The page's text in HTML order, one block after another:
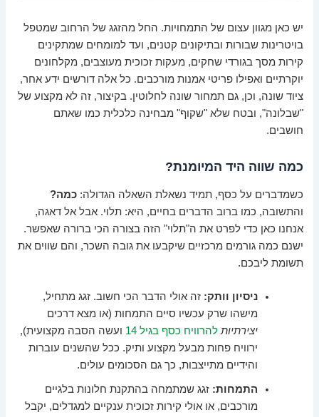
יש כאן מגוון עצום של התמחויות. החל מהזגג של הרחוב שמטפל
בויטרינות שבורות ובתיקונים קטנים, ועד למומחים שמתקינים
קירות מסך בגורדי שחקים, מעקות זכוכית מעוצבים, מקלחונים
יוקרתיים ואפילו פריטי אמנות מורכבים. כל אלה דורשים ידע אחר,
ציוד שונה, וכן, גם תמחור שונה לחלוטין. בקיצור, זה לא מקצוע של
"שבלונה", ובטח שלא "שקוף" מבחינה כלכלית כמו שאתם
חושבים.
כמה שווה היד המיומנת?
כשמדברים על כסף, תמיד נשאלת השאלה הגדולה:כמה?
והתשובה, כמו ברוב הדברים בחיים, היא: תלוי. אבל אל דאגה,
אנחנו כאן כדי לפרט את ה"תלוי" הזה בצורה הכי ברורה שאפשר.
ישנם כמה גורמים מרכזיים שיקבעו את גובה השכר, והם שווים את
תשומת ליבכם.
ניסיון וותק: זה אולי הדבר הכי חשוב. זגג מתחיל,
מישהו שרק עכשיו סיים התמחות (או מצא דרכים
יצירתיות להרוויח כסף בגיל 14
ועשה הסבה מקצועית),
ירוויח פחות מבעל מקצוע ותיק. ככל שהשנים עוברות
והידיים מתייצבות, כך גם הסכומים עולים.
התמחות: זגג שמתמחה בהתקנת חלונות בלגיים
מורכבים, או אולי קירות זכוכית ענקיים למגדלים, יקבל